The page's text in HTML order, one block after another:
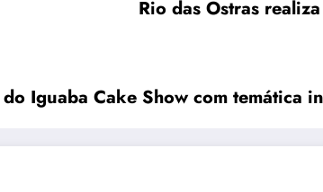
Rio das Ostras